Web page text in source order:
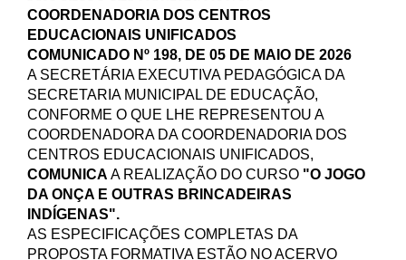
COORDENADORIA DOS CENTROS
EDUCACIONAIS UNIFICADOS
COMUNICADO Nº 198, DE 05 DE MAIO DE 2026
A SECRETÁRIA EXECUTIVA PEDAGÓGICA DA
SECRETARIA MUNICIPAL DE EDUCAÇÃO,
CONFORME O QUE LHE REPRESENTOU A
COORDENADORA DACOORDENADORIA DOS
CENTROS EDUCACIONAIS UNIFICADOS,
COMUNICA A REALIZAÇÃO DO CURSO "O JOGO
DA ONÇA E OUTRAS BRINCADEIRAS
INDÍGENAS".
AS ESPECIFICAÇÕES COMPLETAS DA
PROPOSTA FORMATIVA ESTÃO NO ACERVO